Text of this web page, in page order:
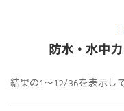
防水・水中
結果の1～12/36を表示し